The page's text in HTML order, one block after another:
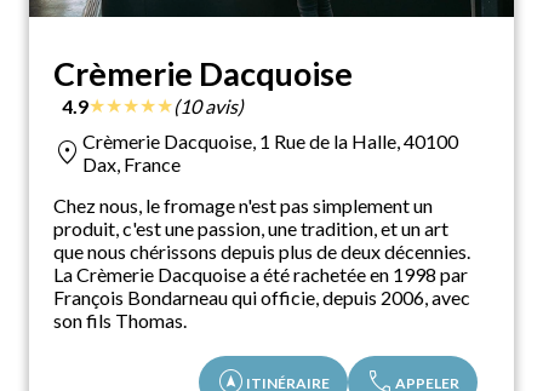
Crèmerie Dacquoise
4.9★★★★★(10 avis)
location_on Crèmerie Dacquoise, 1 Rue de la Halle, 40100
Dax, France
Chez nous, le fromage n'est pas simplement un
produit, c'est une passion, une tradition, et un art
que nous chérissons depuis plus de deux décennies.
La Crèmerie Dacquoise a été rachetée en 1998 par
François Bondarneau qui officie, depuis 2006, avec
son fils Thomas.
assistant_navigation ITINÉRAIRE call APPELER